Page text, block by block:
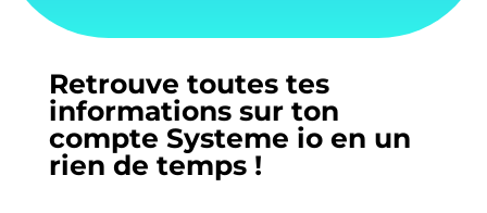
Retrouve toutes tes
informations sur ton
compte Systeme io en un
rien de temps !